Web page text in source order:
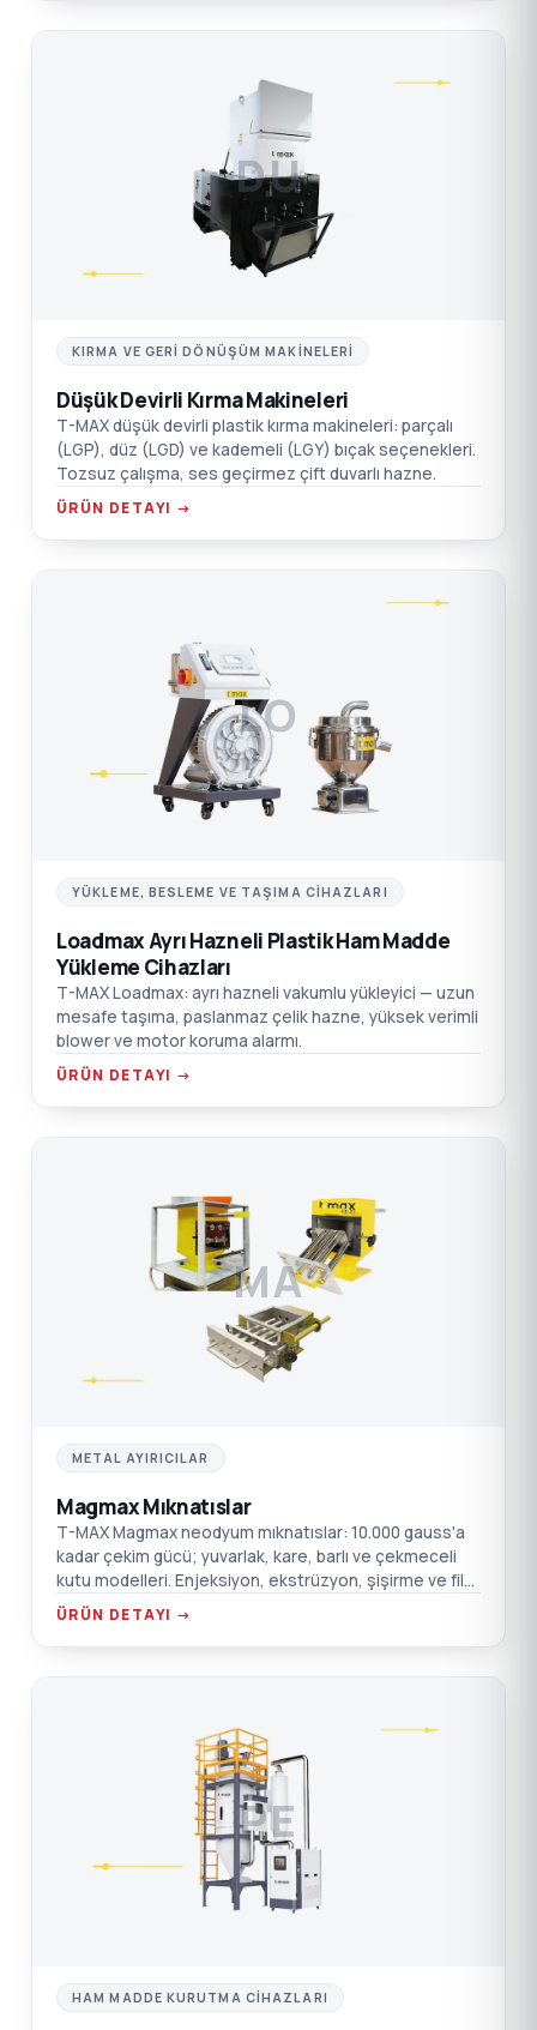
DÜ
KIRMA VE GERI DÖNÜŞÜM MAKINELERI
Düşük Devirli Kırma Makineleri
T-MAX düşük devirli plastik kırma makineleri: parçalı
(LGP), düz (LGD) ve kademeli (LGY) bıçak seçenekleri.
Tozsuz çalışma, ses geçirmez çift duvarlı hazne.
ÜRÜN DETAYI →
LO
YÜKLEME, BESLEME VE TAŞIMA CIHAZLARI
Loadmax Ayrı Hazneli Plastik Ham Madde
Yükleme Cihazları
T-MAX Loadmax: ayrı hazneli vakumlu yükleyici — uzun
mesafe taşıma, paslanmaz çelik hazne, yüksek verimli
blower ve motor koruma alarmı.
ÜRÜN DETAYI →
MA
METAL AYIRICILAR
Magmax Mıknatıslar
T-MAX Magmax neodyum mıknatıslar: 10.000 gauss'a
kadar çekim gücü; yuvarlak, kare, barlı ve çekmeceli
kutu modelleri. Enjeksiyon, ekstrüzyon, şişirme ve film
için.
ÜRÜN DETAYI →
PE
HAM MADDE KURUTMA CIHAZLARI